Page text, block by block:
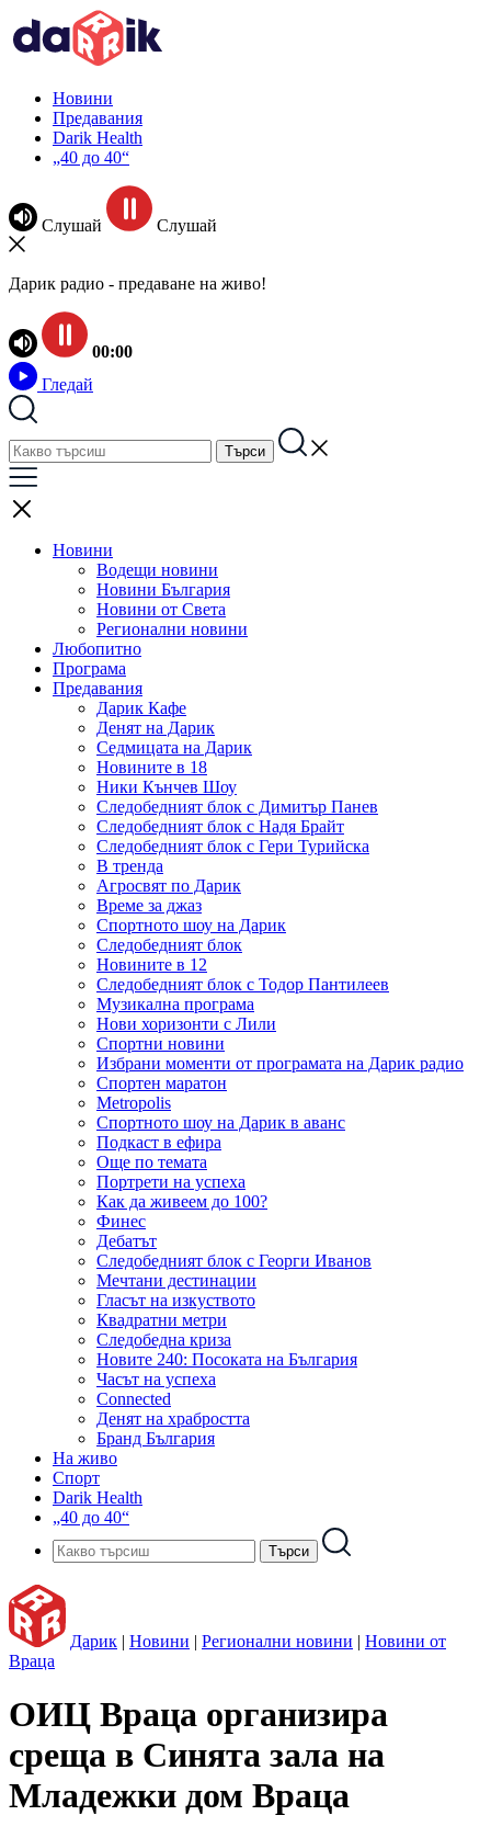
Новини
Предавания
Darik Health
„40 до 40“
Слушай Слушай
Дарик радио - предаване на живо!
00:00
Гледай
Новини
Водещи новини
Новини България
Новини от Света
Регионални новини
Любопитно
Програма
Предавания
Дарик Кафе
Денят на Дарик
Седмицата на Дарик
Новините в 18
Ники Кънчев Шоу
Следобедният блок с Димитър Панев
Следобедният блок с Надя Брайт
Следобедният блок с Гери Турийска
В тренда
Агросвят по Дарик
Време за джаз
Спортното шоу на Дарик
Следобедният блок
Новините в 12
Следобедният блок с Тодор Пантилеев
Музикална програма
Нови хоризонти с Лили
Спортни новини
Избрани моменти от програмата на Дарик радио
Спортен маратон
Metropolis
Спортното шоу на Дарик в аванс
Подкаст в ефира
Още по темата
Портрети на успеха
Как да живеем до 100?
Финес
Дебатът
Следобедният блок с Георги Иванов
Мечтани дестинации
Гласът на изкуството
Квадратни метри
Следобедна криза
Новите 240: Посоката на България
Часът на успеха
Connected
Денят на храбростта
Бранд България
На живо
Спорт
Darik Health
„40 до 40“
Дарик | Новини | Регионални новини | Новини от
Враца
ОИЦ Враца организира
среща в Синята зала на
Младежки дом Враца